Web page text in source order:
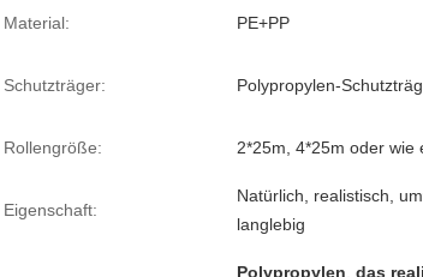
Material:
PE+PP
Schutzträger: Polypropylen-
Rollengröße: 2*25m, 4*25m oder wie
Eigenschaft:
Natürlich, realistisch,
langlebig
Polypropylen das